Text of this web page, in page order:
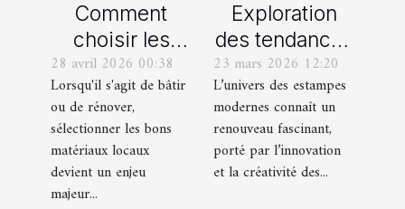
Comment
choisir les
meilleurs
matériaux
locaux pour
votre maison ?
28 avril 2026 00:38
Lorsqu'il s'agit de bâtir
ou de rénover,
sélectionner les bons
matériaux locaux
devient un enjeu
majeur...
Exploration
des tendances
actuelles en
estampes
modernes
23 mars 2026 12:20
L’univers des estampes
modernes connaît un
renouveau fascinant,
porté par l’innovation
et la créativité des...